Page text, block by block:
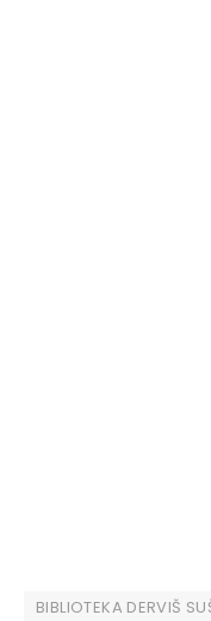
BIBLIOTEKA DERVIŠ